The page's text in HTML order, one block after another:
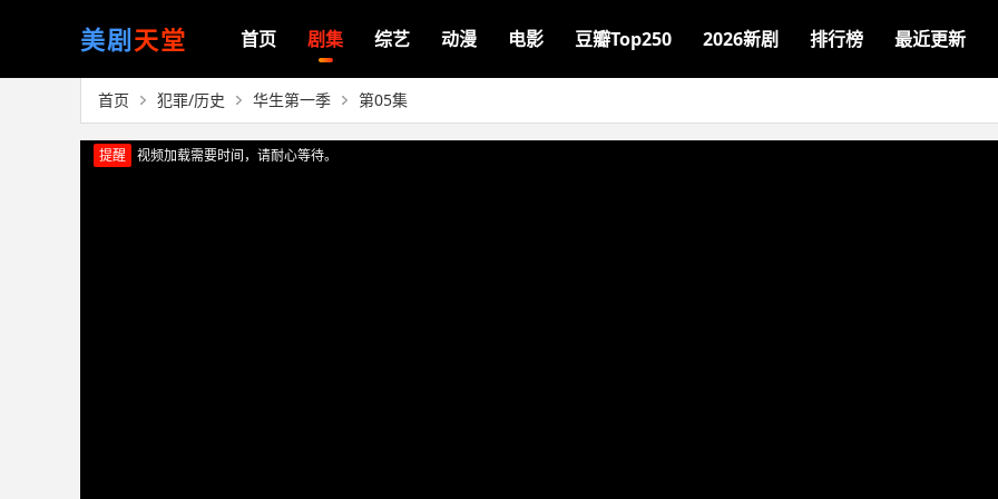
美剧天堂 首页 剧集 综艺 动漫 电影 豆瓣Top250 2026新剧 排行榜 最近更新
首页 犯罪/历史 华生第一季 第05集
提醒 视频加载需要时间，请耐心等待。